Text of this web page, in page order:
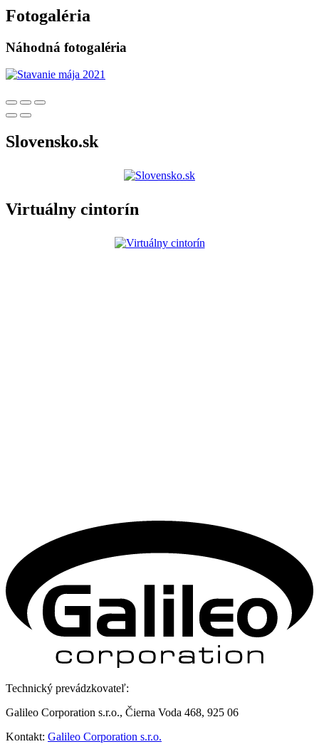
Fotogaléria
Náhodná fotogaléria
Slovensko.sk
Virtuálny cintorín
Technický prevádzkovateľ:
Galileo Corporation s.r.o., Čierna Voda 468, 925 06
Kontakt: Galileo Corporation s.r.o.